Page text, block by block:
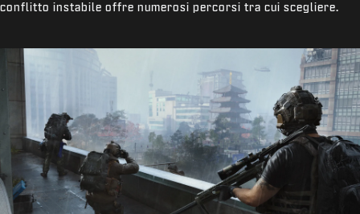
conflitto instabile offre numerosi percorsi tra cui scegliere.